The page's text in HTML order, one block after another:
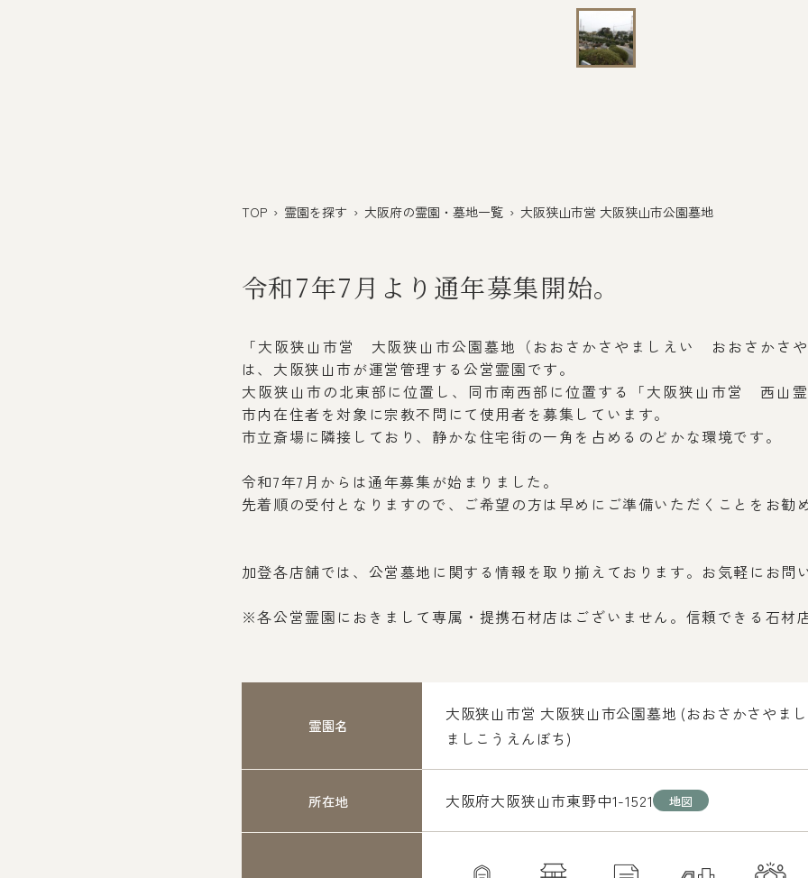
TOP› 霊園を探す › 大阪府の霊園・墓地一覧› 大阪狭山市営 大阪狭山市公園墓地
令和7年7月より通年募集開始。
「大阪狭山市営 大阪狭山市公園墓地（おおさかさやましえい おおさかさ
は、大阪狭山市が運営管理する公営霊園です。
大阪狭山市の北東部に位置し、同市南西部に位置する「大阪狭山市営 西山
市内在住者を対象に宗教不問にて使用者を募集しています。
市立斎場に隣接しており、静かな住宅街の一角を占めるのどかな環境です。
令和7年7月からは通年募集が始まりました。
先着順の受付となりますので、ご希望の方は早めにご準備いただくことをお勧
加登各店舗では、公営墓地に関する情報を取り揃えております。お気軽にお問
※各公営霊園におきまして専属・提携石材店はございません。信頼できる石材
霊園名
大阪狭山市営 大阪狭山市公園墓地 (おおさかさやま
ましこうえんぼち)
所在地 大阪府大阪狭山市東野中1-1521 地図